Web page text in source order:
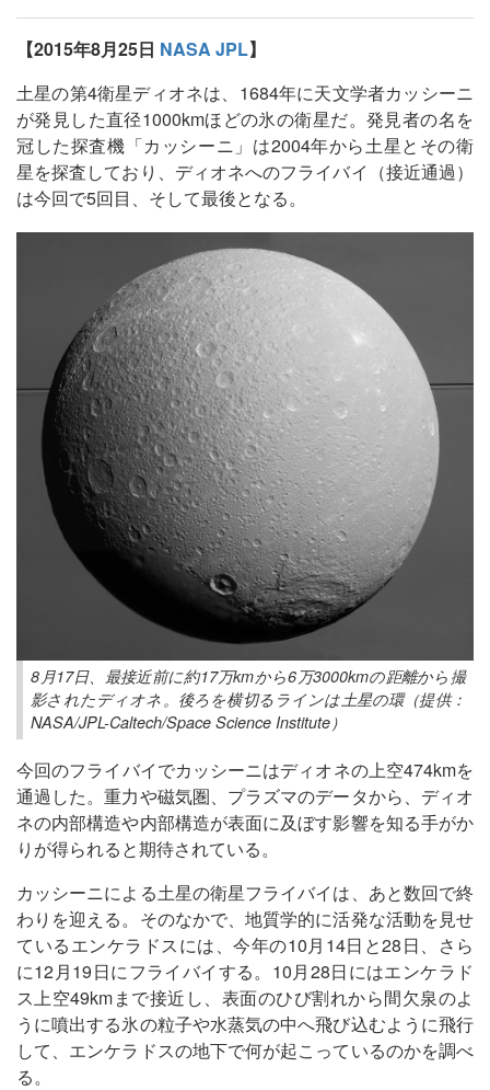
【2015年8月25日 NASA JPL】
土星の第4衛星ディオネは、1684年に天文学者カッシーニ
が発見した直径1000kmほどの氷の衛星だ。発見者の名を
冠した探査機「カッシーニ」は2004年から土星とその衛
星を探査しており、ディオネへのフライバイ（接近通過）
は今回で5回目、そして最後となる。
8月17日、最接近前に約17万kmから6万3000kmの距離から撮
影されたディオネ。後ろを横切るラインは土星の環（提供：
NASA/JPL-Caltech/Space Science Institute）
今回のフライバイでカッシーニはディオネの上空474kmを
通過した。重力や磁気圏、プラズマのデータから、ディオ
ネの内部構造や内部構造が表面に及ぼす影響を知る手がか
りが得られると期待されている。
カッシーニによる土星の衛星フライバイは、あと数回で終
わりを迎える。そのなかで、地質学的に活発な活動を見せ
ているエンケラドスには、今年の10月14日と28日、さら
に12月19日にフライバイする。10月28日にはエンケラド
ス上空49kmまで接近し、表面のひび割れから間欠泉のよ
うに噴出する氷の粒子や水蒸気の中へ飛び込むように飛行
して、エンケラドスの地下で何が起こっているのかを調べ
る。